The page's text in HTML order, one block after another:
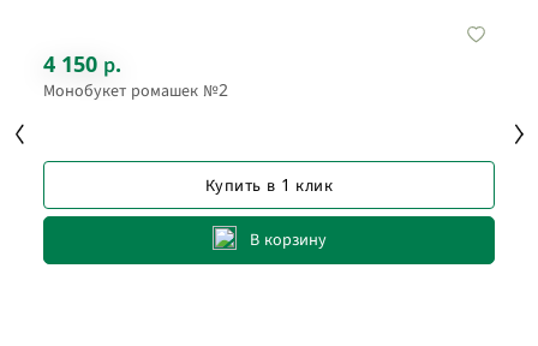
4 150 р.
Монобукет ромашек №2
Купить в 1 клик
В корзину